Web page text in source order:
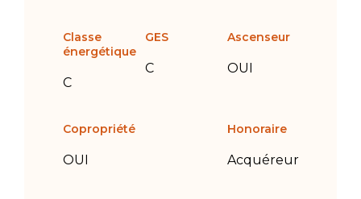
Classe
énergétique
C
GES
C
Ascenseur
OUI
Copropriété
OUI
Honoraire
Acquéreur